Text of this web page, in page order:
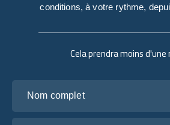
Cela prendra moins
conditions, à votre rythme,